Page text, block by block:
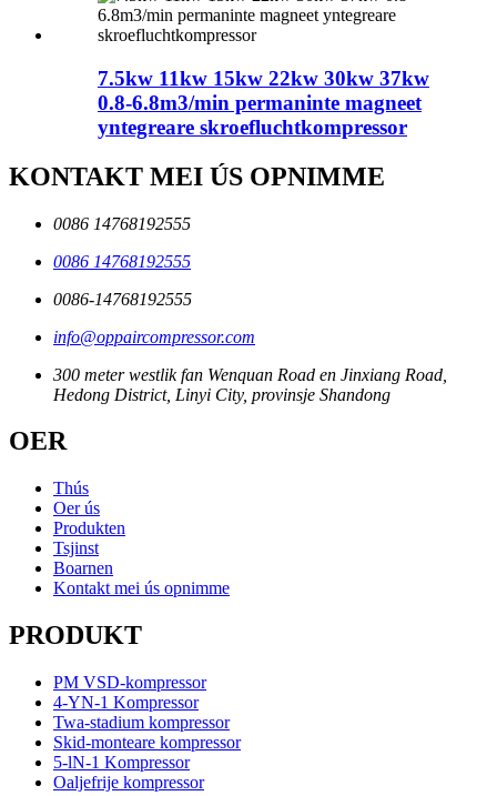
7.5kw 11kw 15kw 22kw 30kw 37kw
0.8-6.8m3/min permaninte magneet
yntegreare skroefluchtkompressor
KONTAKT MEI ÚS OPNIMME
0086 14768192555
0086 14768192555
0086-14768192555
info@oppaircompressor.com
300 meter westlik fan Wenquan Road en Jinxiang Road,
Hedong District, Linyi City, provinsje Shandong
OER
Thús
Oer ús
Produkten
Tsjinst
Boarnen
Kontakt mei ús opnimme
PRODUKT
PM VSD-kompressor
4-YN-1 Kompressor
Twa-stadium kompressor
Skid-monteare kompressor
5-lN-1 Kompressor
Oaljefrije kompressor